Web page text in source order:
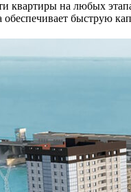
квартиры на любых
обеспечивает быструю